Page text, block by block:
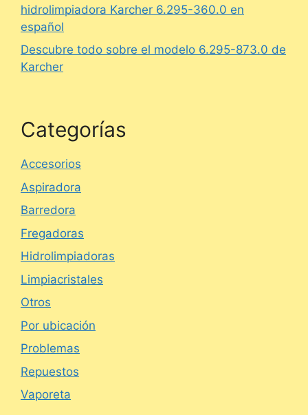
hidrolimpiadora Karcher 6.295-360.0 en
español
Descubre todo sobre el modelo 6.295-873.0 de
Karcher
Categorías
Accesorios
Aspiradora
Barredora
Fregadoras
Hidrolimpiadoras
Limpiacristales
Otros
Por ubicación
Problemas
Repuestos
Vaporeta